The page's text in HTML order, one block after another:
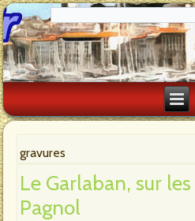
gravures
Le Garlaban, sur
Pagnol